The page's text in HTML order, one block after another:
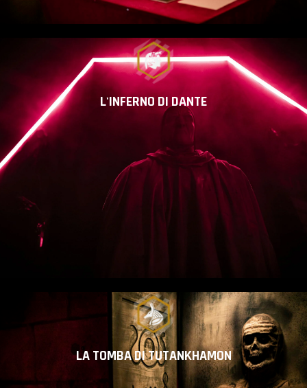
L'INFERNO DI DANTE
LA TOMBA DI TUTANKHAMON